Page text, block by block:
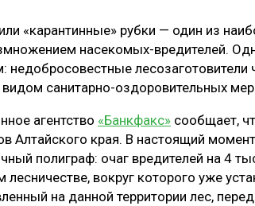
ДРЕВЕСНЫХ ПЛИТ
МЕБЕЛЬНОЕ
МНЕНИЕ
«карантинные» рубки — один из
насекомых-вредителей.
недобросовестные
санитарно-оздоровительных
агентство «Банкфакс» сообщает,
Алтайского края. В настоящий
полиграф: очаг вредителей на 4
вокруг которого уже
на данной территории лес,